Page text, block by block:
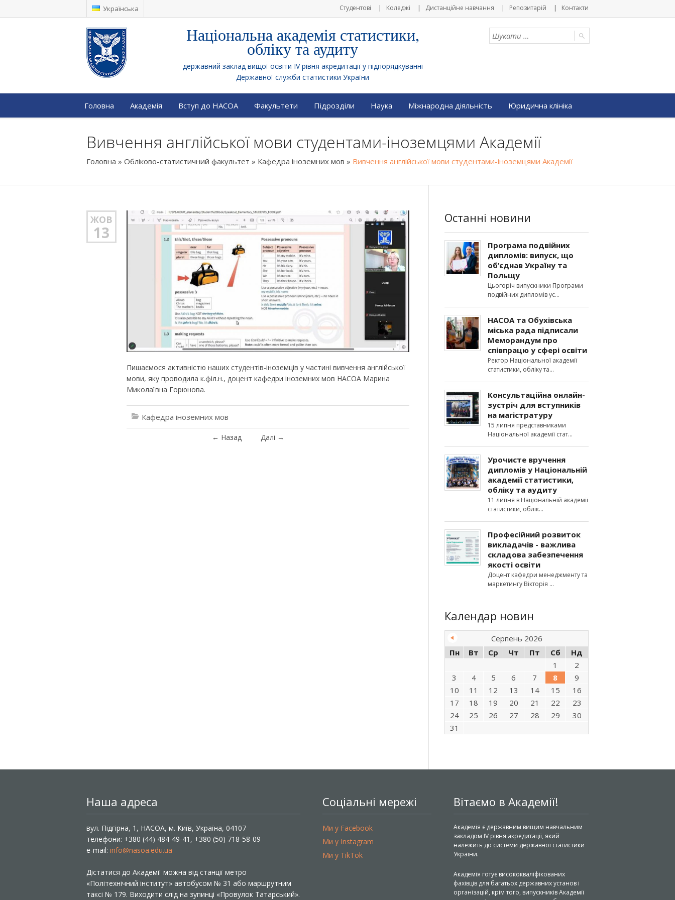
Українська Студентові Коледжі Дистанційне навчання Репозитарій Контакти
Національна академія статистики,
обліку та аудиту
державний заклад вищої освіти IV рівня акредитації у підпорядкуванні
Державної служби статистики України
Головна Академія Вступ до НАСОА Факультети Підрозділи Наука Міжнародна діяльність Юридична клініка
Вивчення англійської мови студентами-іноземцями Академії
Головна » Обліково-статистичний факультет » Кафедра іноземних мов » Вивчення англійської мови студентами-іноземцями Академії
ЖОВ
13
Пишаємося активністю наших студентів-іноземців у частині вивчення англійської
мови, яку проводила к.філ.н., доцент кафедри іноземних мов НАСОА Марина
Миколаївна Горюнова.
Кафедра іноземних мов
← Назад Далі →
Останні новини
Програма подвійних
дипломів: випуск, що
об’єднав Україну та
Польщу
Цьогоріч випускники Програми
подвійних дипломів ус
НАСОА та Обухівська
міська рада підписали
Меморандум про
співпрацю у сфері освіти
Ректор Національної академії
статистики, обліку та
Консультаційна онлайн-
зустріч для вступників
на магістратуру
15 липня представниками
Національної академії стат
Урочисте вручення
дипломів у Національній
академії статистики,
обліку та аудиту
11 липня в Національній академії
статистики, облік
Професійний розвиток
викладачів - важлива
складова забезпечення
якості освіти
Доцент кафедри менеджменту та
маркетингу Вікторія
Календар новин
Серпень 2026
Пн
Вт Ср Чт Пт Сб
Нд
1
2
3
4 5 6 7 8
9
10
11 12 13 14 15
16
17
18 19 20 21 22
23
24
25 26 27 28 29
30
31
Наша адреса
вул. Підгірна, 1, НАСОА, м. Київ, Україна, 04107
телефони: +380 (44) 484-49-41, +380 (50) 718-58-09
e-mail: info@nasoa.edu.ua
Дістатися до Академії можна від станції метро
«Політехнічний інститут» автобусом № 31 або маршрутним
таксі № 179. Виходити слід на зупинці «Провулок Татарський».
Соціальні мережі
Ми у Facebook
Ми у Instagram
Ми у TikTok
Вітаємо в Академії!
Академія є державним вищим навчальним
закладом IV рівня акредитації, який
належить до системи державної статистики
України.
Академія готує висококваліфікованих
фахівців для багатьох державних установ і
організацій, крім того, випускників Академії